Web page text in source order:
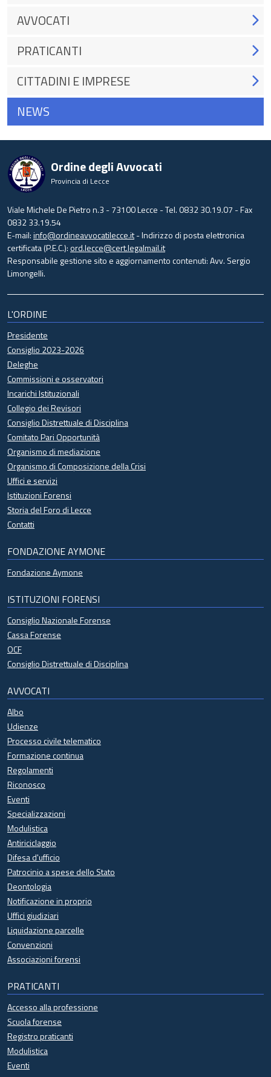
AVVOCATI
PRATICANTI
CITTADINI E IMPRESE
NEWS
Ordine degli Avvocati
Provincia di Lecce
Viale Michele De Pietro n.3 - 73100 Lecce - Tel. 0832 30.19.07 - Fax
0832 33.19.54
E-mail:info@ordineavvocatilecce.it- Indirizzo di posta elettronica
certificata (P.E.C.):ord.lecce@cert.legalmail.it
Responsabile gestione sito e aggiornamento contenuti: Avv. Sergio
Limongelli.
L'ORDINE
Presidente
Consiglio 2023-2026
Deleghe
Commissioni e osservatori
Incarichi Istituzionali
Collegio dei Revisori
Consiglio Distrettuale di Disciplina
Comitato Pari Opportunità
Organismo di mediazione
Organismo di Composizione della Crisi
Uffici e servizi
Istituzioni Forensi
Storia del Foro di Lecce
Contatti
FONDAZIONE AYMONE
Fondazione Aymone
ISTITUZIONI FORENSI
Consiglio Nazionale Forense
Cassa Forense
OCF
Consiglio Distrettuale di Disciplina
AVVOCATI
Albo
Udienze
Processo civile telematico
Formazione continua
Regolamenti
Riconosco
Eventi
Specializzazioni
Modulistica
Antiriciclaggio
Difesa d'ufficio
Patrocinio a spese dello Stato
Deontologia
Notificazione in proprio
Uffici giudiziari
Liquidazione parcelle
Convenzioni
Associazioni forensi
PRATICANTI
Accesso alla professione
Scuola forense
Registro praticanti
Modulistica
Eventi